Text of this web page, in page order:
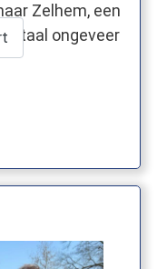
Zelhem, een
totaal ongeveer